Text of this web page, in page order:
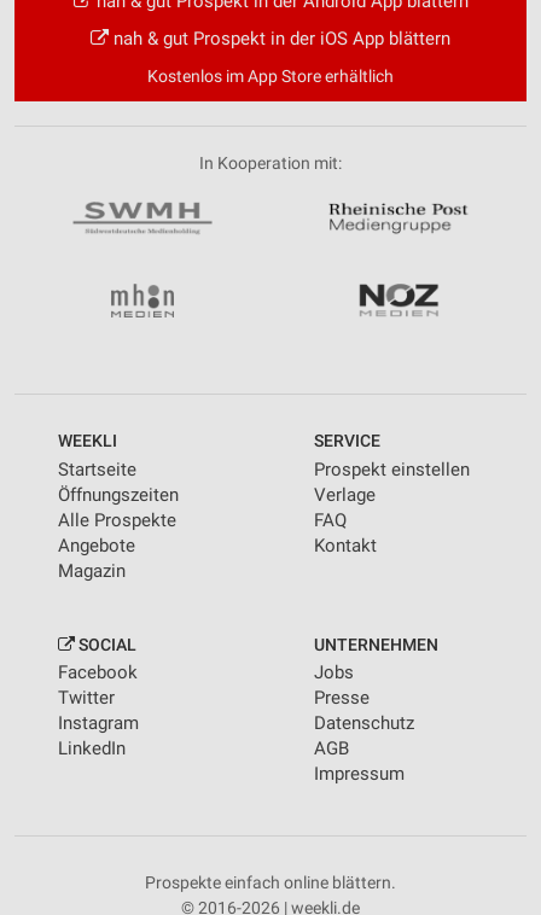
nah & gut Prospekt in der iOS App blättern
Kostenlos im App Store erhältlich
In Kooperation mit:
WEEKLI
Startseite
Öffnungszeiten
Alle Prospekte
Angebote
Magazin
SERVICE
Prospekt einstellen
Verlage
FAQ
Kontakt
SOCIAL
Facebook
Twitter
Instagram
LinkedIn
UNTERNEHMEN
Jobs
Presse
Datenschutz
AGB
Impressum
Prospekte einfach online blättern.
© 2016-2026 | weekli.de